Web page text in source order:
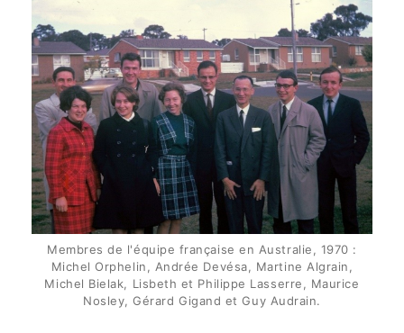
Membres de l'équipe française en Australie, 1970 :
Michel Orphelin, Andrée Devésa, Martine Algrain,
Michel Bielak, Lisbeth et Philippe Lasserre, Maurice
Nosley, Gérard Gigand et Guy Audrain.